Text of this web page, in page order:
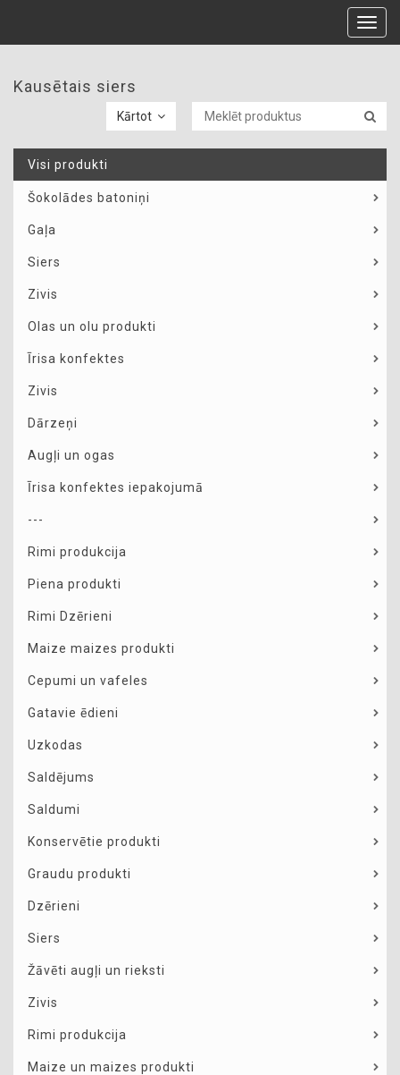
Kausētais siers
Kārtot
Visi produkti
Šokolādes batoniņi
Gaļa
Siers
Zivis
Olas un olu produkti
Īrisa konfektes
Zivis
Dārzeņi
Augļi un ogas
Īrisa konfektes iepakojumā
---
Rimi produkcija
Piena produkti
Rimi Dzērieni
Maize maizes produkti
Cepumi un vafeles
Gatavie ēdieni
Uzkodas
Saldējums
Saldumi
Konservētie produkti
Graudu produkti
Dzērieni
Siers
Žāvēti augļi un rieksti
Zivis
Rimi produkcija
Maize un maizes produkti